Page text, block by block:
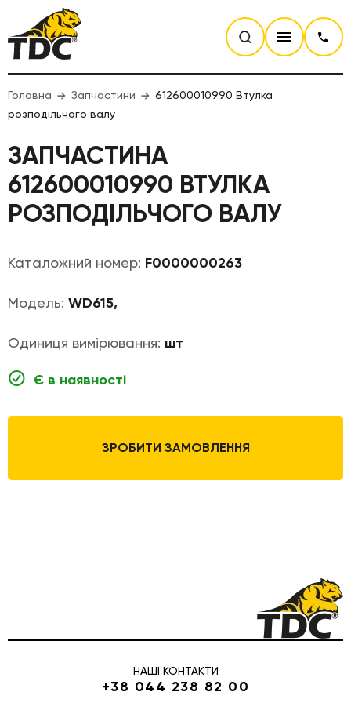
Головна Запчастини
612600010990 Втулка
розподільчого валу
ЗАПЧАСТИНА
612600010990 ВТУЛКА
РОЗПОДІЛЬЧОГО ВАЛУ
Каталожний номер: F0000000263
Модель: WD615,
Одиниця вимірювання: шт
Є в наявності
ЗРОБИТИ ЗАМОВЛЕННЯ
НАШІ КОНТАКТИ
+38 044 238 82 00